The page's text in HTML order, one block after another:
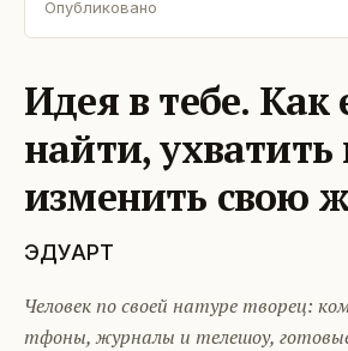
Опубликовано
Идея в тебе. Как
найти, ухватить
изменить свою
ЭДУАРТ
Че­ловек по сво­ей на­туре тво­рец:
тфо­ны, жур­на­лы и те­лешоу,